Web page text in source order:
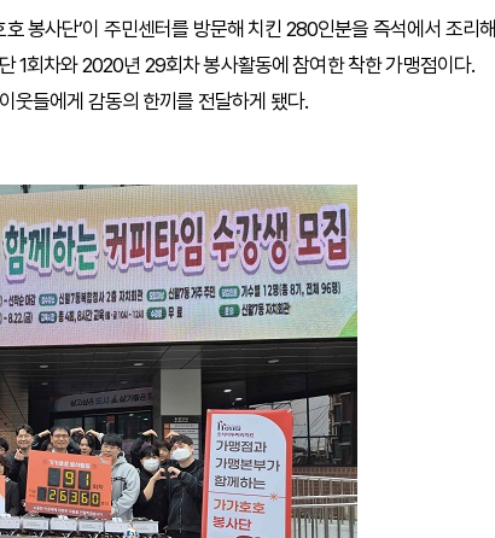
봉사단’이 주민센터를 방문해 치킨 280인분을 즉석에서 조리해
1회차와 2020년 29회차 봉사활동에 참여한 착한 가맹점이다.
웃들에게 감동의 한끼를 전달하게 됐다.